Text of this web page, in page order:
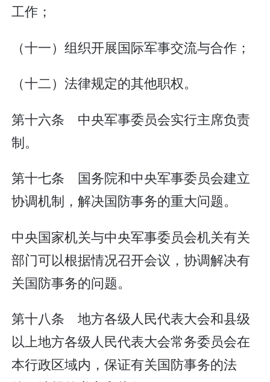
工作；
（十一）组织开展国际军事交流与合作；
（十二）法律规定的其他职权。
第十六条 中央军事委员会实行主席负责
制。
第十七条 国务院和中央军事委员会建立
协调机制，解决国防事务的重大问题。
中央国家机关与中央军事委员会机关有关
部门可以根据情况召开会议，协调解决有
关国防事务的问题。
第十八条 地方各级人民代表大会和县级
以上地方各级人民代表大会常务委员会在
本行政区域内，保证有关国防事务的法